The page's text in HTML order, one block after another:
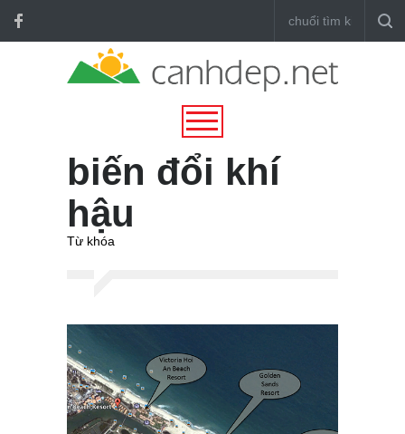
biến đổi khí
hậu
Từ khóa